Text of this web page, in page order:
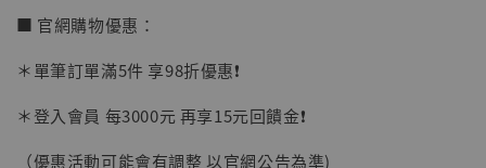
■ 官網購物優惠：
＊單筆訂單滿5件 享98折優惠❗️
＊登入會員 每3000元 再享15元回饋金❗️
（優惠活動可能會有調整 以官網公告為準)